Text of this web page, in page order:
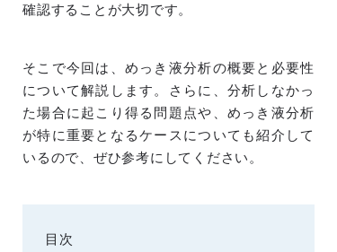
確認することが大切です。
そこで今回は、めっき液分析の概要と必要性
について解説します。さらに、分析しなかっ
た場合に起こり得る問題点や、めっき液分析
が特に重要となるケースについても紹介して
いるので、ぜひ参考にしてください。
目次